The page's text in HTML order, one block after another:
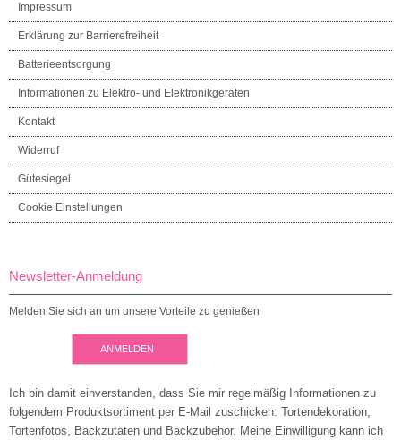
Impressum
Erklärung zur Barrierefreiheit
Batterieentsorgung
Informationen zu Elektro- und Elektronikgeräten
Kontakt
Widerruf
Gütesiegel
Cookie Einstellungen
Newsletter-Anmeldung
Melden Sie sich an um unsere Vorteile zu genießen
ANMELDEN
Ich bin damit einverstanden, dass Sie mir regelmäßig Informationen zu
folgendem Produktsortiment per E-Mail zuschicken: Tortendekoration,
Tortenfotos, Backzutaten und Backzubehör. Meine Einwilligung kann ich